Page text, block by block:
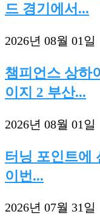
드 경기에서...
2026년 08월 01일
챔피언스 상하
이지 2 부산...
2026년 08월 01일
터닝 포인트에
이번...
2026년 07월 31일